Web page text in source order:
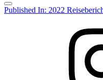
Menu
Post
Published In: 2022